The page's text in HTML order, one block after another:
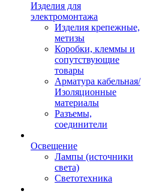
Изделия для
электромонтажа
Изделия крепежные,
метизы
Коробки, клеммы и
сопутствующие
товары
Арматура кабельная/
Изоляционные
материалы
Разъемы,
соединители
Освещение
Лампы (источники
света)
Светотехника